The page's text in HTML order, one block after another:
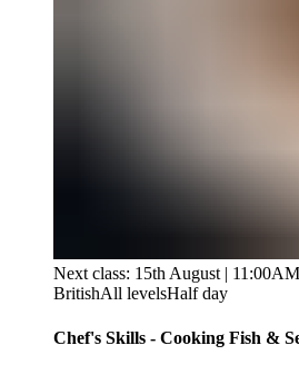
Next class: 15th August | 11:00AM
BritishAll levelsHalf day
Chef's Skills - Cooking Fish & Seafood​​​​‌